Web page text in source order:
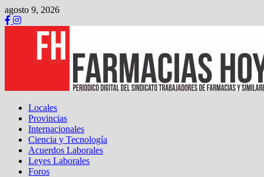
Saltar
al
contenido
agosto 9, 2026
Locales
Provincias
Internacionales
Ciencia y Tecnología
Acuerdos Laborales
Leyes Laborales
Foros